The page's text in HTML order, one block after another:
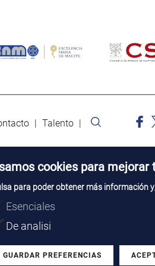
Talento
cookies para mejorar
para poder obtener más información
Esenciales
De analisi
GUARDAR PREFERENCIAS